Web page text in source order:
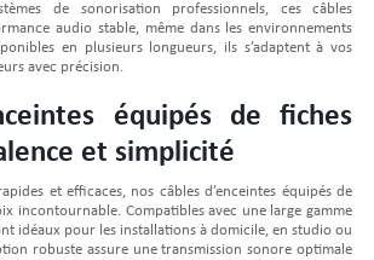
de sonorisation professionnels, ces câbles
audio stable, même dans les environnements
en plusieurs longueurs, ils s’adaptent à vos
avec précision.
équipés de fiches
et simplicité
et efficaces, nos câbles d’enceintes équipés de
incontournable. Compatibles avec une large gamme
idéaux pour les installations à domicile, en studio ou
robuste assure une transmission sonore optimale